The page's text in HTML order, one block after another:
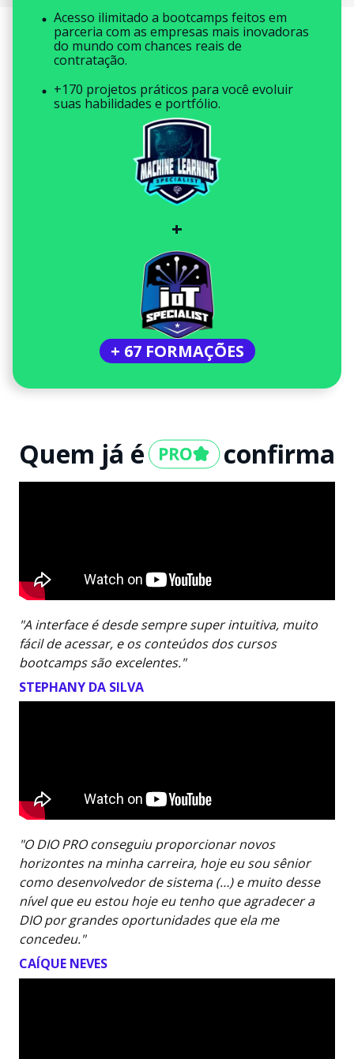
Acesso ilimitado a bootcamps feitos em
parceria com as empresas mais inovadoras
do mundo com chances reais de
contratação.
+170 projetos práticos para você evoluir
suas habilidades e portfólio.
+
+ 67 FORMAÇÕES
Quem já é confirma
"A interface é desde sempre super intuitiva, muito
fácil de acessar, e os conteúdos dos cursos
bootcamps são excelentes."
STEPHANY DA SILVA
"O DIO PRO conseguiu proporcionar novos
horizontes na minha carreira, hoje eu sou sênior
como desenvolvedor de sistema (…) e muito desse
nível que eu estou hoje eu tenho que agradecer a
DIO por grandes oportunidades que ela me
concedeu."
CAÍQUE NEVES